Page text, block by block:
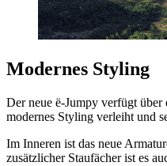
Modernes Styling
Der neue ë-Jumpy verfügt
modernes Styling verleiht und
Im Inneren ist das neue
zusätzlicher Staufächer ist es